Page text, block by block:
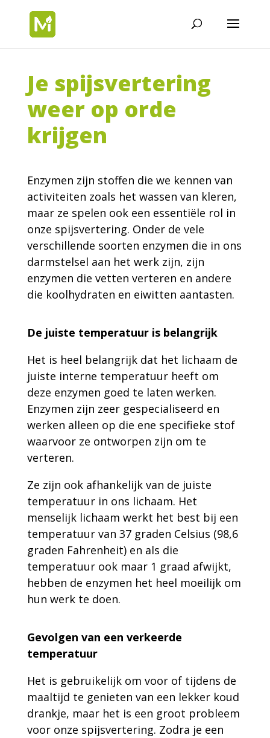
Je spijsvertering
weer op orde
krijgen
Enzymen zijn stoffen die we kennen van
activiteiten zoals het wassen van kleren,
maar ze spelen ook een essentiële rol in
onze spijsvertering. Onder de vele
verschillende soorten enzymen die in ons
darmstelsel aan het werk zijn, zijn
enzymen die vetten verteren en andere
die koolhydraten en eiwitten aantasten.
De juiste temperatuur is belangrijk
Het is heel belangrijk dat het lichaam de
juiste interne temperatuur heeft om
deze enzymen goed te laten werken.
Enzymen zijn zeer gespecialiseerd en
werken alleen op die ene specifieke stof
waarvoor ze ontworpen zijn om te
verteren.
Ze zijn ook afhankelijk van de juiste
temperatuur in ons lichaam. Het
menselijk lichaam werkt het best bij een
temperatuur van 37 graden Celsius (98,6
graden Fahrenheit) en als die
temperatuur ook maar 1 graad afwijkt,
hebben de enzymen het heel moeilijk om
hun werk te doen.
Gevolgen van een verkeerde
temperatuur
Het is gebruikelijk om voor of tijdens de
maaltijd te genieten van een lekker koud
drankje, maar het is een groot probleem
voor onze spijsvertering. Zodra je een